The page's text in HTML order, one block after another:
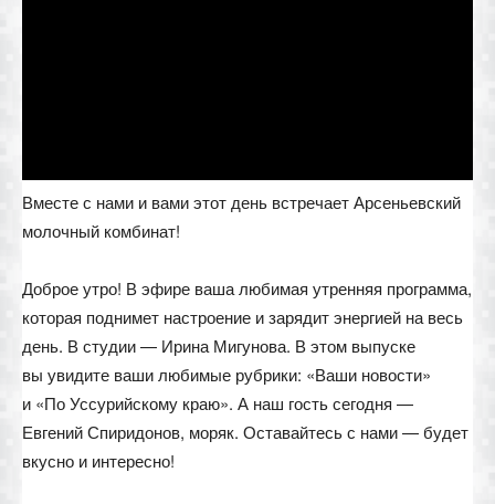
Вместе с нами и вами этот день встречает Арсеньевский
молочный комбинат!
Доброе утро! В эфире ваша любимая утренняя программа,
которая поднимет настроение и зарядит энергией на весь
день. В студии — Ирина Мигунова. В этом выпуске
вы увидите ваши любимые рубрики: «Ваши новости»
и «По Уссурийскому краю». А наш гость сегодня —
Евгений Спиридонов, моряк. Оставайтесь с нами — будет
вкусно и интересно!